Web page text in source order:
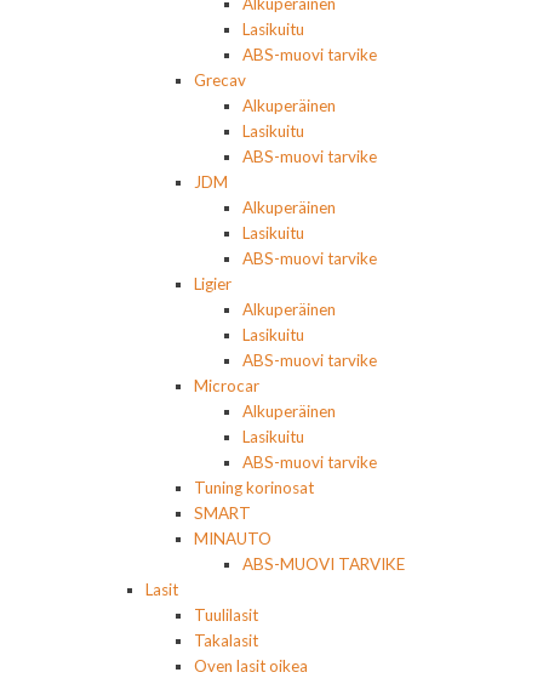
Alkuperäinen
Lasikuitu
ABS-muovi tarvike
Grecav
Alkuperäinen
Lasikuitu
ABS-muovi tarvike
JDM
Alkuperäinen
Lasikuitu
ABS-muovi tarvike
Ligier
Alkuperäinen
Lasikuitu
ABS-muovi tarvike
Microcar
Alkuperäinen
Lasikuitu
ABS-muovi tarvike
Tuning korinosat
SMART
MINAUTO
ABS-MUOVI TARVIKE
Lasit
Tuulilasit
Takalasit
Oven lasit oikea